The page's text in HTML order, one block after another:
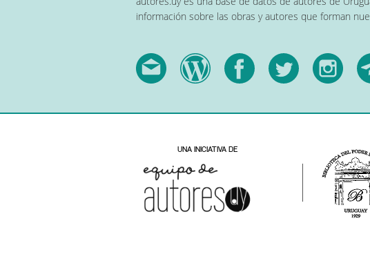
información sobre las obras y autores que forman